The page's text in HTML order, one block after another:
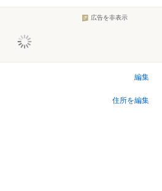
広告を非表示
編集
住所を編集